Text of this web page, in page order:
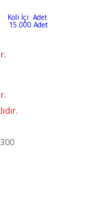
Koli İçi Adet
Adet